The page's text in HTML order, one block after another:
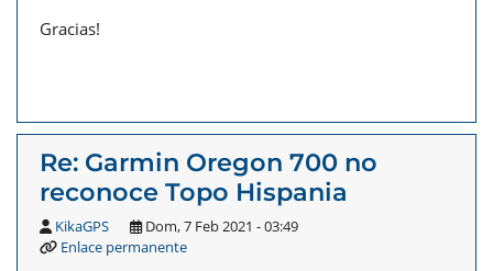
Gracias!
Re: Garmin Oregon 700 no
reconoce Topo Hispania
KikaGPS
Dom, 7 Feb 2021 - 03:49
Enlace permanente